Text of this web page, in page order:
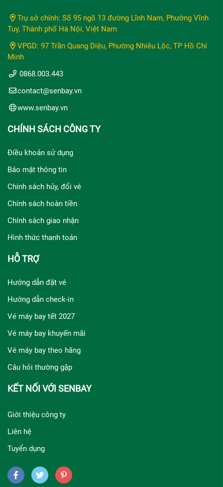
Trụ sở chính: Số 95 ngõ 13 đường Lĩnh Nam, Phường Vĩnh
Tuy, Thành phố Hà Nội, Việt Nam
VPGD: 97 Trần Quang Diệu, Phường Nhiêu Lộc, TP Hồ Chí
Minh
0868.003.443
contact@senbay.vn
www.senbay.vn
CHÍNH SÁCH CÔNG TY
Điều khoản sử dụng
Bảo mật thông tin
Chính sách hủy, đổi vé
Chính sách hoàn tiền
Chính sách giao nhận
Hình thức thanh toán
HỖ TRỢ
Hướng dẫn đặt vé
Hướng dẫn check-in
Vé máy bay tết 2027
Vé máy bay khuyến mãi
Vé máy bay theo hãng
Câu hỏi thường gặp
KẾT NỐI VỚI SENBAY
Giới thiệu công ty
Liên hệ
Tuyển dụng